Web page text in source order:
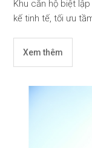
Khu căn hộ biệt
kế tinh tế, tối ưu
Xem thêm